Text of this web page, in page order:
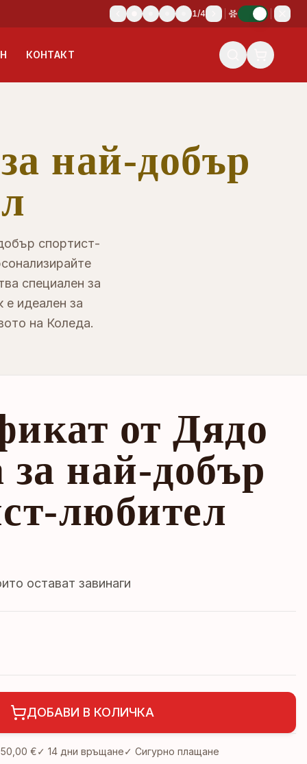
1/4
КОНТАКТ
най-добър
спортист-
специален за
е идеален за
на Коледа.
от Дядо
за най-добър
любител
остават завинаги
ДОБАВИ В КОЛИЧКА
50,00 €✓ 14 дни връщане✓ Сигурно плащане